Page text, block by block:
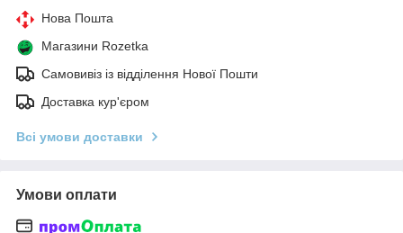
Нова Пошта
Магазини Rozetka
Самовивіз із відділення Нової Пошти
Доставка кур'єром
Всі умови доставки
Умови оплати